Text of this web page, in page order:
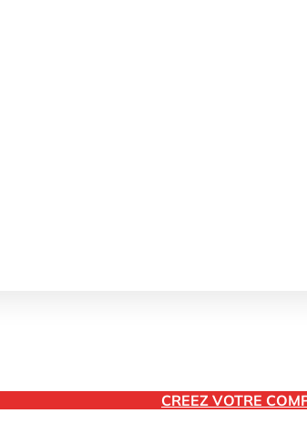
CREEZ VOTRE
CREEZ VOTRE
CREEZ VOTRE
un engagement de 12 mois et un